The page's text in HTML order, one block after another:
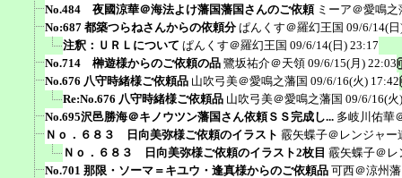
No.484 夜國涼華＠海法よけ藩国藩国さんのご依頼 ミーア＠愛鳴之
No:687 都築つらねさんからの依頼分 ぱんくす＠羅幻王国 09/6/14(
注釈：ＵＲＬについて ぱんくす＠羅幻王国 09/6/14(日) 23:17
No.714 榊遊様からのご依頼の品 鷺坂祐介＠天領 09/6/15(月) 22:03
No.676 八守時緒様ご依頼品 山吹弓美＠愛鳴之藩国 09/6/16(火) 17:42
Re:No.676 八守時緒様ご依頼品 山吹弓美＠愛鳴之藩国 09/6/16(火
No.695沢邑勝海＠キノウツン藩国さん依頼ＳＳ完成し... 多岐川佑華
Ｎｏ．６８３ 日向美弥様ご依頼のイラスト 霰矢蝶子＠レンジャー
Ｎｏ．６８３ 日向美弥様ご依頼のイラスト2枚目 霰矢蝶子＠レ
No.701 那限・ソーマ＝キユウ・逢真様からのご依頼品 可西＠涼州